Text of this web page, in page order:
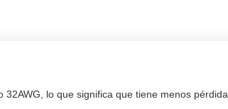
lo que significa que tiene menos